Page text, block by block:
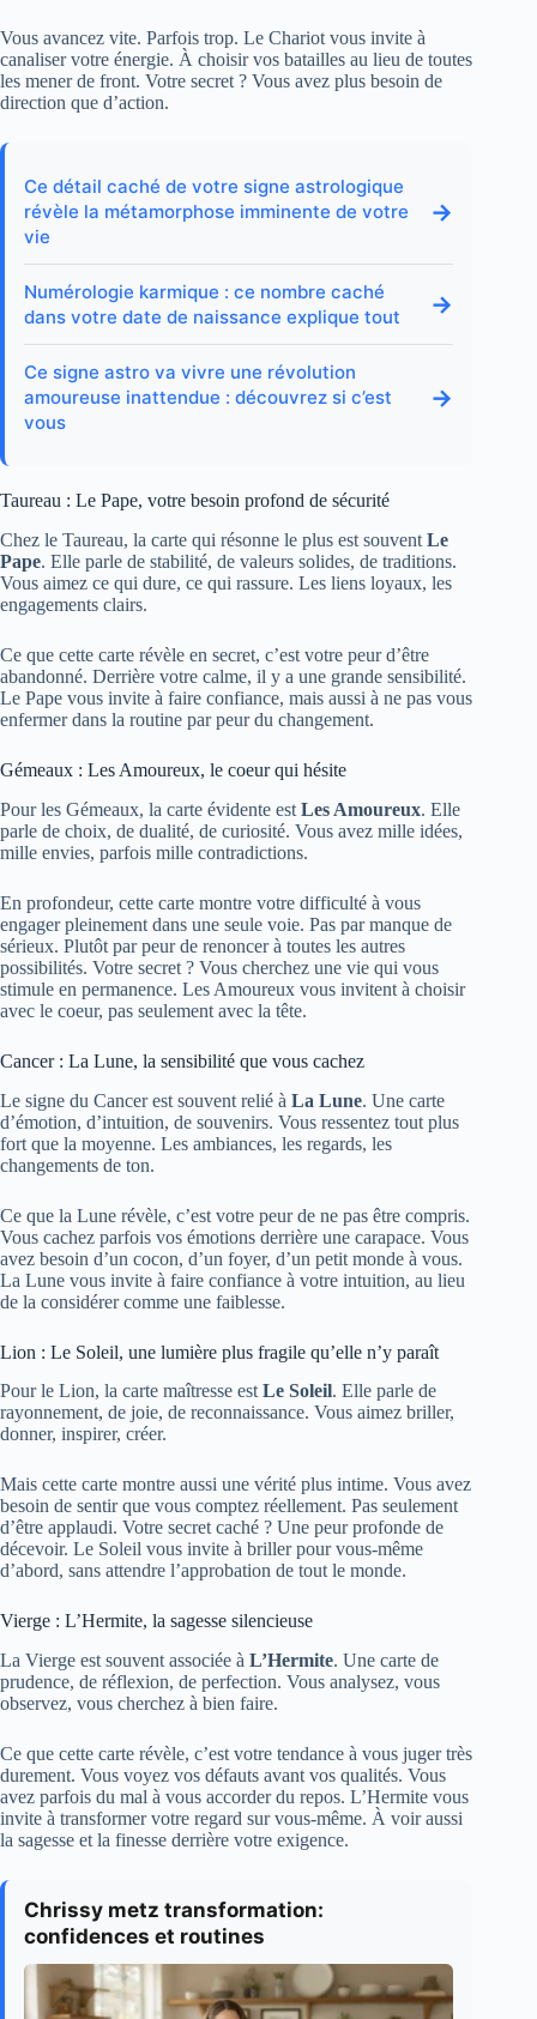
Vous avancez vite. Parfois trop. Le Chariot vous invite à
canaliser votre énergie. À choisir vos batailles au lieu de toutes
les mener de front. Votre secret ? Vous avez plus besoin de
direction que d’action.
Ce détail caché de votre signe astrologique
révèle la métamorphose imminente de votre
vie
→
Numérologie karmique : ce nombre caché
dans votre date de naissance explique tout
→
Ce signe astro va vivre une révolution
amoureuse inattendue : découvrez si c’est
vous
→
Taureau : Le Pape, votre besoin profond de sécurité
Chez le Taureau, la carte qui résonne le plus est souvent Le
Pape. Elle parle de stabilité, de valeurs solides, de traditions.
Vous aimez ce qui dure, ce qui rassure. Les liens loyaux, les
engagements clairs.
Ce que cette carte révèle en secret, c’est votre peur d’être
abandonné. Derrière votre calme, il y a une grande sensibilité.
Le Pape vous invite à faire confiance, mais aussi à ne pas vous
enfermer dans la routine par peur du changement.
Gémeaux : Les Amoureux, le coeur qui hésite
Pour les Gémeaux, la carte évidente est Les Amoureux. Elle
parle de choix, de dualité, de curiosité. Vous avez mille idées,
mille envies, parfois mille contradictions.
En profondeur, cette carte montre votre difficulté à vous
engager pleinement dans une seule voie. Pas par manque de
sérieux. Plutôt par peur de renoncer à toutes les autres
possibilités. Votre secret ? Vous cherchez une vie qui vous
stimule en permanence. Les Amoureux vous invitent à choisir
avec le coeur, pas seulement avec la tête.
Cancer : La Lune, la sensibilité que vous cachez
Le signe du Cancer est souvent relié à La Lune. Une carte
d’émotion, d’intuition, de souvenirs. Vous ressentez tout plus
fort que la moyenne. Les ambiances, les regards, les
changements de ton.
Ce que la Lune révèle, c’est votre peur de ne pas être compris.
Vous cachez parfois vos émotions derrière une carapace. Vous
avez besoin d’un cocon, d’un foyer, d’un petit monde à vous.
La Lune vous invite à faire confiance à votre intuition, au lieu
de la considérer comme une faiblesse.
Lion : Le Soleil, une lumière plus fragile qu’elle n’y paraît
Pour le Lion, la carte maîtresse estLe Soleil. Elle parle de
rayonnement, de joie, de reconnaissance. Vous aimez briller,
donner, inspirer, créer.
Mais cette carte montre aussi une vérité plus intime. Vous avez
besoin de sentir que vous comptez réellement. Pas seulement
d’être applaudi. Votre secret caché ? Une peur profonde de
décevoir. Le Soleil vous invite à briller pour vous-même
d’abord, sans attendre l’approbation de tout le monde.
Vierge : L’Hermite, la sagesse silencieuse
La Vierge est souvent associée à L’Hermite. Une carte de
prudence, de réflexion, de perfection. Vous analysez, vous
observez, vous cherchez à bien faire.
Ce que cette carte révèle, c’est votre tendance à vous juger très
durement. Vous voyez vos défauts avant vos qualités. Vous
avez parfois du mal à vous accorder du repos. L’Hermite vous
invite à transformer votre regard sur vous-même. À voir aussi
la sagesse et la finesse derrière votre exigence.
Chrissy metz transformation:
confidences et routines